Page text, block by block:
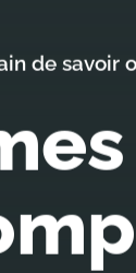
de savoir